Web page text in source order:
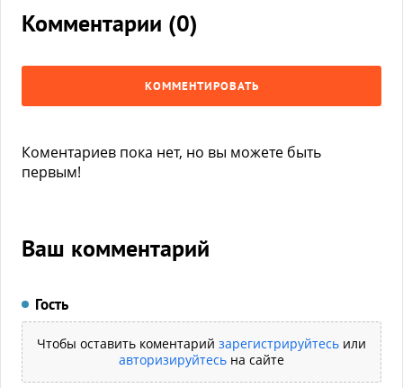
Комментарии (0)
КОММЕНТИРОВАТЬ
Коментариев пока нет, но вы можете быть
первым!
Ваш комментарий
Гость
Чтобы оставить коментарий зарегистрируйтесь или
авторизируйтесь на сайте